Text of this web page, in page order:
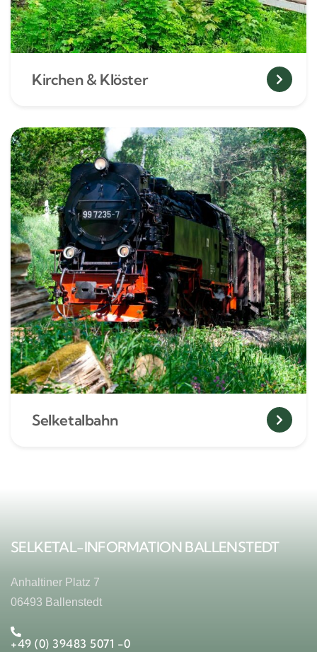
Kirchen & Klöster
Selketalbahn
SELKETAL-INFORMATION BALLENSTEDT
Anhaltiner Platz 7
06493 Ballenstedt
+49 (0) 39483 5071 -0